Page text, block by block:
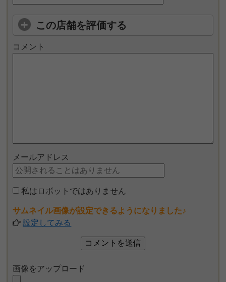
この店舗を評価する
コメント
メールアドレス
私はロボットではありません
サムネイル画像が設定できるようになりました♪
設定してみる
画像をアップロード